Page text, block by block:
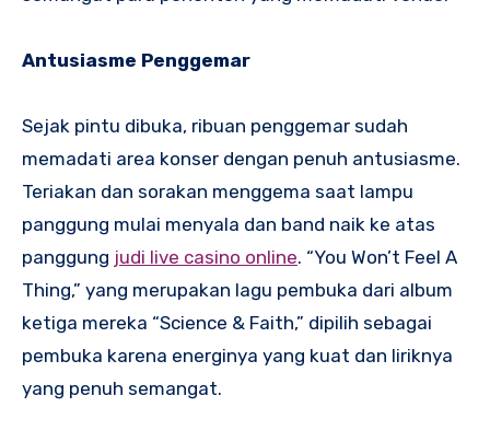
Antusiasme Penggemar
Sejak pintu dibuka, ribuan penggemar sudah
memadati area konser dengan penuh antusiasme.
Teriakan dan sorakan menggema saat lampu
panggung mulai menyala dan band naik ke atas
panggung judi live casino online. “You Won’t Feel A
Thing,” yang merupakan lagu pembuka dari album
ketiga mereka “Science & Faith,” dipilih sebagai
pembuka karena energinya yang kuat dan liriknya
yang penuh semangat.